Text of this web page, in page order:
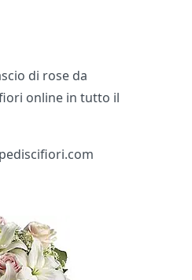
di rose da
online in tutto il